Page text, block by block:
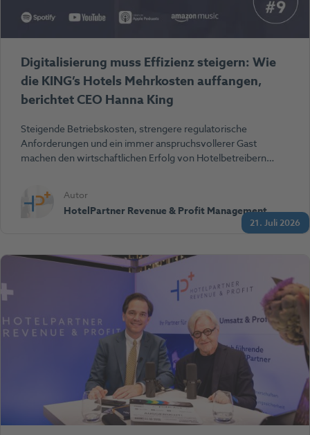
21. Juli 2026
Digitalisierung muss Effizienz steigern: Wie
die KING’s Hotels Mehrkosten auffangen,
berichtet CEO Hanna King
Steigende Betriebskosten, strengere regulatorische
Anforderungen und ein immer anspruchsvollerer Gast
machen den wirtschaftlichen Erfolg von Hotelbetreibern…
Autor
HotelPartner Revenue & Profit Management